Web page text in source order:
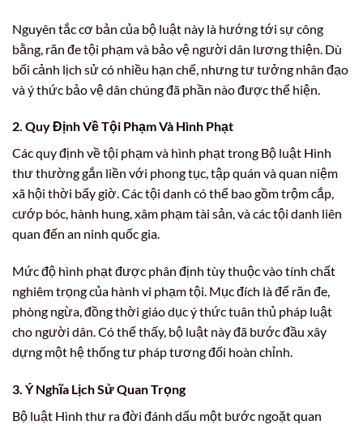
Nguyên tắc cơ bản của bộ luật này là hướng tới sự công
bằng, răn đe tội phạm và bảo vệ người dân lương thiện. Dù
bối cảnh lịch sử có nhiều hạn chế, nhưng tư tưởng nhân đạo
và ý thức bảo vệ dân chúng đã phần nào được thể hiện.
2. Quy Định Về Tội Phạm Và Hình Phạt
Các quy định về tội phạm và hình phạt trong Bộ luật Hình
thư thường gắn liền với phong tục, tập quán và quan niệm
xã hội thời bấy giờ. Các tội danh có thể bao gồm trộm cắp,
cướp bóc, hành hung, xâm phạm tài sản, và các tội danh liên
quan đến an ninh quốc gia.
Mức độ hình phạt được phân định tùy thuộc vào tính chất
nghiêm trọng của hành vi phạm tội. Mục đích là để răn đe,
phòng ngừa, đồng thời giáo dục ý thức tuân thủ pháp luật
cho người dân. Có thể thấy, bộ luật này đã bước đầu xây
dựng một hệ thống tư pháp tương đối hoàn chỉnh.
3. Ý Nghĩa Lịch Sử Quan Trọng
Bộ luật Hình thư ra đời đánh dấu một bước ngoặt quan